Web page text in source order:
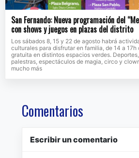
San Fernando: Nueva programación del
con shows y juegos en plazas del distrito
Los sábados 8, 15 y 22 de agosto habrá
culturales para disfrutar en familia, de 14 a 17h
gratuita en distintos espacios verdes.
palestras, espectáculos de magia, circo y
mucho más
Comentarios
Escribir un comentario